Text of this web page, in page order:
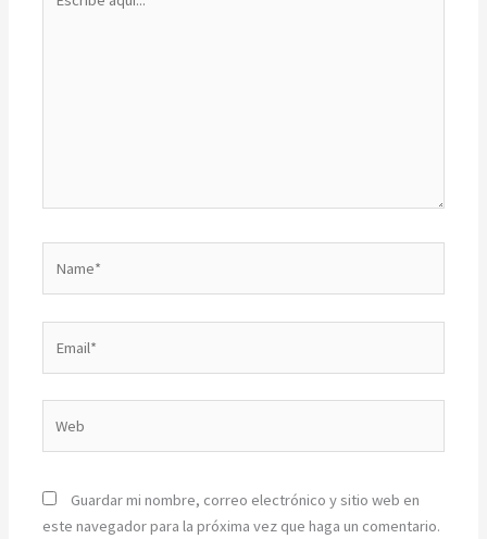
aquí...
Guardar mi nombre, correo electrónico y sitio web en
este navegador para la próxima vez que haga un comentario.